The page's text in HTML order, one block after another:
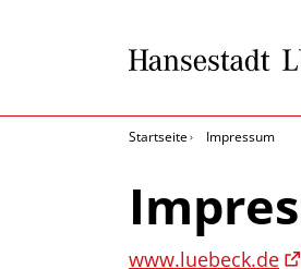
Startseite Impressum
www.luebeck.de